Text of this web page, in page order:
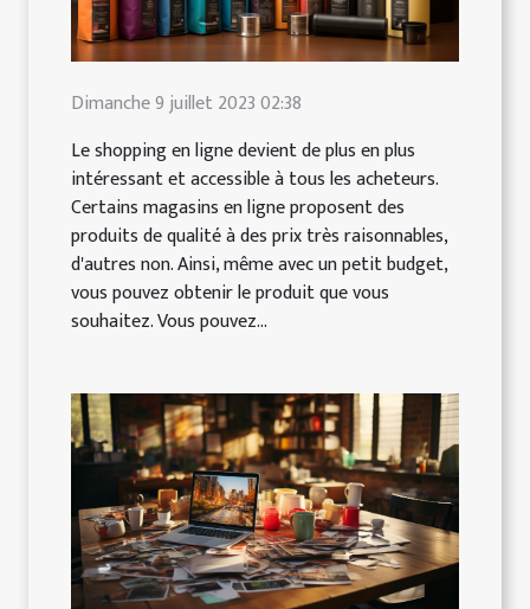
Dimanche 9 juillet 2023 02:38
Le shopping en ligne devient de plus en plus
intéressant et accessible à tous les acheteurs.
Certains magasins en ligne proposent des
produits de qualité à des prix très raisonnables,
d'autres non. Ainsi, même avec un petit budget,
vous pouvez obtenir le produit que vous
souhaitez. Vous pouvez...